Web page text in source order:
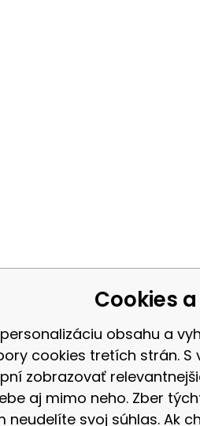
Cookies a
obsahu a
cookies tretích strán.
zobrazovať
aj mimo neho. Zber
neudelíte svoj súhlas. Ak